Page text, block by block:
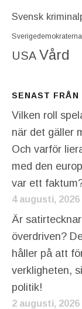
Svensk
Sverigedemokraterna
USA Vård
SENAST FRÅN
Vilken roll
när det gäller
Och varför
med den
var ett
4 augusti, 2026
Är
överdriven?
håller på att
verkligheten,
politik!
2 augusti, 2026